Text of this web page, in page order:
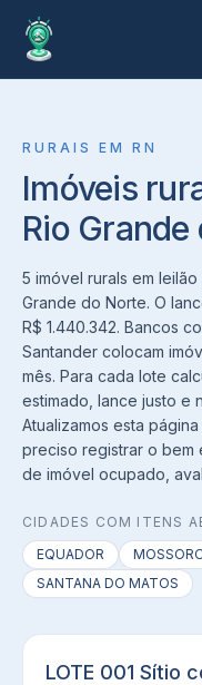
RURAIS EM RN
Imóveis
Rio
5 imóvel rurals em
Grande do Norte. O
R$ 1.440.342. Bancos
Santander colocam
mês. Para cada lote
estimado, lance justo e
Atualizamos esta
preciso registrar o bem
de imóvel ocupado,
CIDADES COM ITENS
EQUADOR
SANTANA DO MATOS
LOTE 001 Sítio